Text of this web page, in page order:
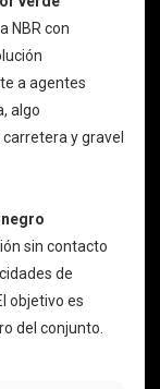
NBR con
a agentes
algo
y gravel
sin contacto
de
objetivo es
del conjunto.